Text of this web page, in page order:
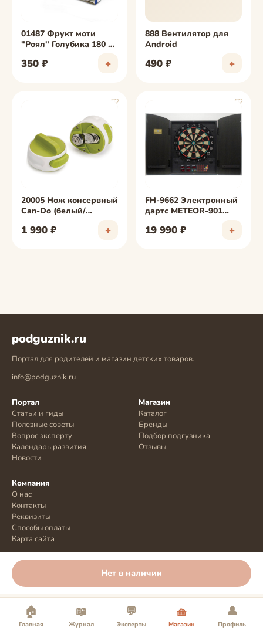
01487 Фрукт моти
"Роял" Голубика 180 г.
350 ₽ +
888 Вентилятор для
Android
490 ₽ +
♡
фото скоро
20005 Нож консервный
Can-Do (белый/
1 990 ₽ +
♡
фото скоро
FH-9662 Электронный
дартс METEOR-901
19 990 ₽ +
Нет в наличии
podguznik.ru
Портал для родителей и магазин детских товаров.
info@podguznik.ru
Портал
Статьи и гиды
Полезные советы
Вопрос эксперту
Календарь развития
Новости
Магазин
Каталог
Бренды
Подбор подгузника
Отзывы
Компания
О нас
Контакты
Реквизиты
Способы оплаты
Карта сайта
© 2026 podguznik.ru
🏠
Главная
📖
Журнал
💬
Эксперты
🧺
Магазин
👤
Профиль